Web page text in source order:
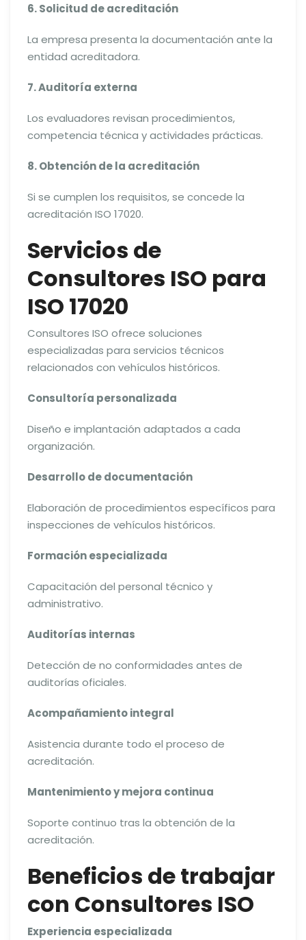
6. Solicitud de acreditación
La empresa presenta la documentación ante la
entidad acreditadora.
7. Auditoría externa
Los evaluadores revisan procedimientos,
competencia técnica y actividades prácticas.
8. Obtención de la acreditación
Si se cumplen los requisitos, se concede la
acreditación ISO 17020.
Servicios de
Consultores ISO para
ISO 17020
Consultores ISO ofrece soluciones
especializadas para servicios técnicos
relacionados con vehículos históricos.
Consultoría personalizada
Diseño e implantación adaptados a cada
organización.
Desarrollo de documentación
Elaboración de procedimientos específicos para
inspecciones de vehículos históricos.
Formación especializada
Capacitación del personal técnico y
administrativo.
Auditorías internas
Detección de no conformidades antes de
auditorías oficiales.
Acompañamiento integral
Asistencia durante todo el proceso de
acreditación.
Mantenimiento y mejora continua
Soporte continuo tras la obtención de la
acreditación.
Beneficios de trabajar
con Consultores ISO
Experiencia especializada